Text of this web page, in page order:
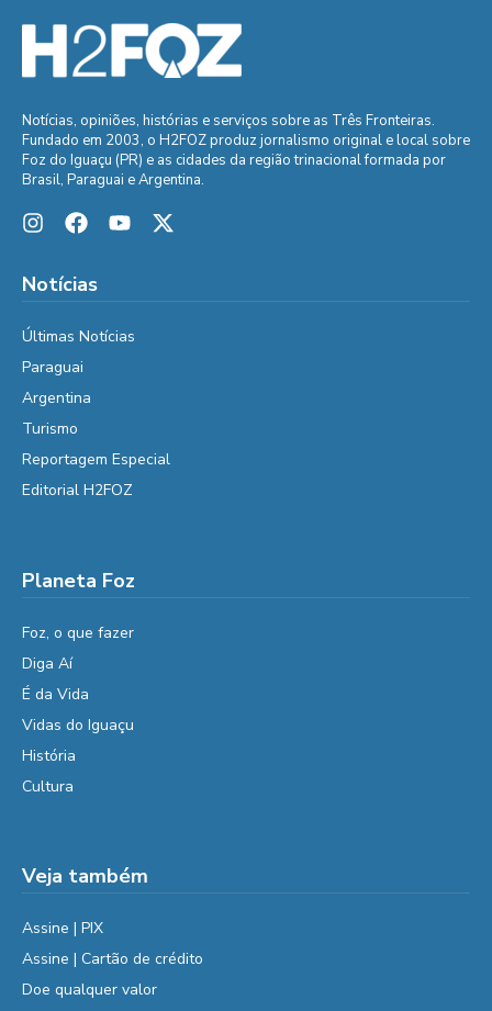
Notícias, opiniões, histórias e serviços sobre as Três Fronteiras.
Fundado em 2003, o H2FOZ produz jornalismo original e local sobre
Foz do Iguaçu (PR) e as cidades da região trinacional formada por
Brasil, Paraguai e Argentina.
Notícias
Últimas Notícias
Paraguai
Argentina
Turismo
Reportagem Especial
Editorial H2FOZ
Planeta Foz
Foz, o que fazer
Diga Aí
É da Vida
Vidas do Iguaçu
História
Cultura
Veja também
Assine | PIX
Assine | Cartão de crédito
Doe qualquer valor